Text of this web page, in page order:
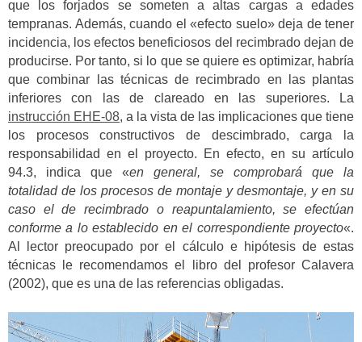
que los forjados se someten a altas cargas a edades
tempranas. Además, cuando el «efecto suelo» deja de tener
incidencia, los efectos beneficiosos del recimbrado dejan de
producirse. Por tanto, si lo que se quiere es optimizar, habría
que combinar las técnicas de recimbrado en las plantas
inferiores con las de clareado en las superiores. La
instrucción EHE-08, a la vista de las implicaciones que tiene
los procesos constructivos de descimbrado, carga la
responsabilidad en el proyecto. En efecto, en su artículo
94.3, indica que «en general, se comprobará que la
totalidad de los procesos de montaje y desmontaje, y en su
caso el de recimbrado o reapuntalamiento, se efectúan
conforme a lo establecido en el correspondiente proyecto«.
Al lector preocupado por el cálculo e hipótesis de estas
técnicas le recomendamos el libro del profesor Calavera
(2002), que es una de las referencias obligadas.